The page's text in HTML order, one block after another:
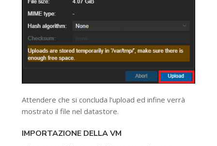
Attendere che si concluda l’upload ed infine verrà
mostrato il file nel datastore.
IMPORTAZIONE DELLA VM